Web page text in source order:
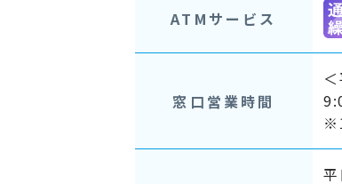
ATMサービス
窓口営業時間